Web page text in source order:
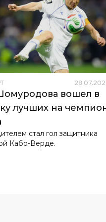
28.07.
вошел в
лучших на
стал гол защитника
Кабо-Верде.